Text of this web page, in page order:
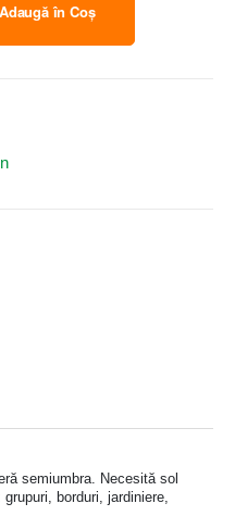
Adaugă în Coș
semiumbra. Necesită sol
borduri, jardiniere,